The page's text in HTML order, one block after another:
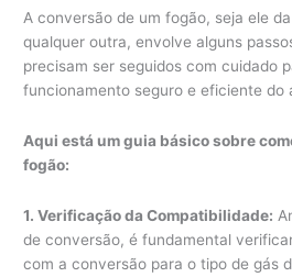
A conversão de um fogão, seja ele
qualquer outra, envolve alguns
precisam ser seguidos com cuidado
funcionamento seguro e eficiente do
Aqui está um guia básico sobre
fogão:
1. Verificação da Compatibilidade:
de conversão, é fundamental
com a conversão para o tipo de gás